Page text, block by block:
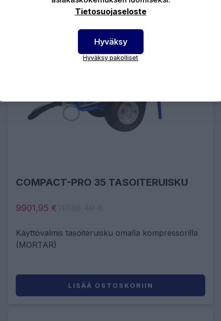
COMPACT-PRO 35 TASOITERUISKU
9901,95 €
Käyttövalmis tasoiteruisku omalla kompressorilla
(MORTAR)
LISÄÄ OSTOSKORIIN
Tietosuojaseloste
Hyväksy
Hyväksy pakolliset